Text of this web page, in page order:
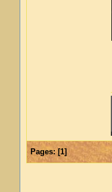
Pages:[1]